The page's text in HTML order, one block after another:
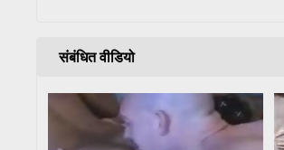
संबंधित वीडियो